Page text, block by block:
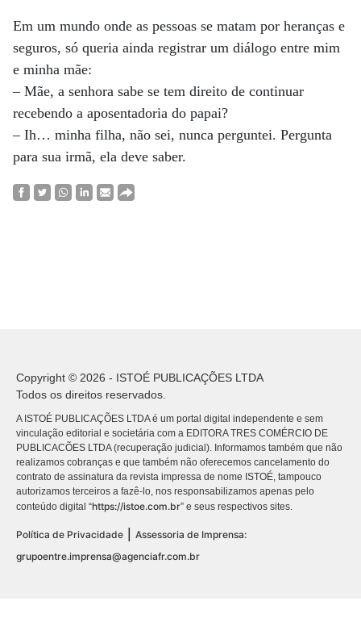
Em um mundo onde as pessoas se matam por heranças e
seguros, só queria ainda registrar um diálogo entre mim
e minha mãe:
– Mãe, a senhora sabe se tem direito de continuar
recebendo a aposentadoria do papai?
– Ih… minha filha, não sei, nunca perguntei. Pergunta
para sua irmã, ela deve saber.
Copyright © 2026 - ISTOÉ PUBLICAÇÕES LTDA
Todos os direitos reservados.
A ISTOÉ PUBLICAÇÕES LTDA é um portal digital independente e sem
vinculação editorial e societária com a EDITORA TRES COMÉRCIO DE
PUBLICACÕES LTDA (recuperação judicial). Informamos também que não
realizamos cobranças e que também não oferecemos cancelamento do
contrato de assinatura da revista impressa de nome ISTOÉ, tampouco
autorizamos terceiros a fazê-lo, nos responsabilizamos apenas pelo
conteúdo digital “https://istoe.com.br” e seus respectivos sites.
Política de Privacidade
Assessoria de Imprensa:
grupoentre.imprensa@agenciafr.com.br